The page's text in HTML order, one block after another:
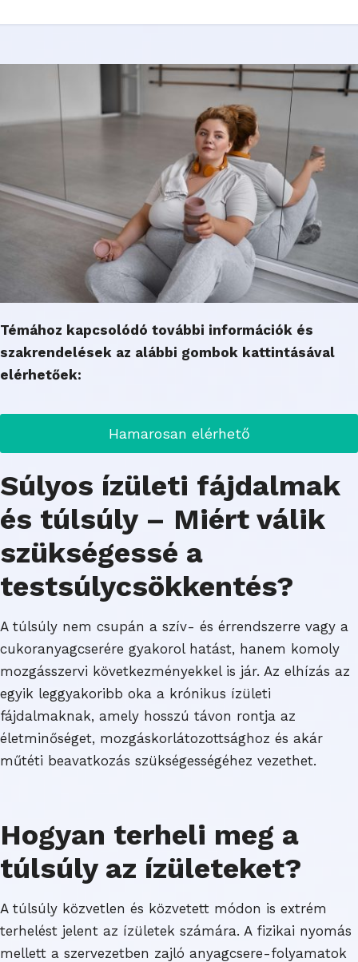
Témához kapcsolódó további információk és
szakrendelések az alábbi gombok kattintásával
elérhetőek:
Hamarosan elérhető
Súlyos ízületi fájdalmak
és túlsúly – Miért válik
szükségessé a
testsúlycsökkentés?
A túlsúly nem csupán a szív- és érrendszerre vagy a
cukoranyagcserére gyakorol hatást, hanem komoly
mozgásszervi következményekkel is jár. Az elhízás az
egyik leggyakoribb oka a krónikus ízületi
fájdalmaknak, amely hosszú távon rontja az
életminőséget, mozgáskorlátozottsághoz és akár
műtéti beavatkozás szükségességéhez vezethet.
Hogyan terheli meg a
túlsúly az ízületeket?
A túlsúly közvetlen és közvetett módon is extrém
terhelést jelent az ízületek számára. A fizikai nyomás
mellett a szervezetben zajló anyagcsere-folyamatok